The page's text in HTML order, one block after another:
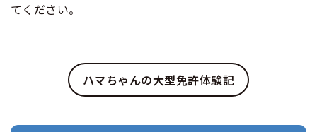
てください。
ハマちゃんの大型免許体験記